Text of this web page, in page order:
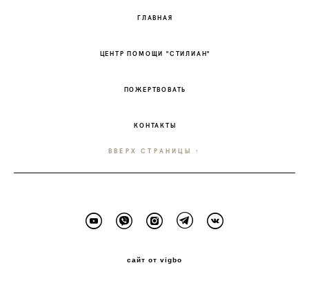
ГЛАВНАЯ
ЦЕНТР ПОМОЩИ "СТИЛИАН"
ПОЖЕРТВОВАТЬ
КОНТАКТЫ
ВВЕРХ СТРАНИЦЫ ↑
сайт от vigbo